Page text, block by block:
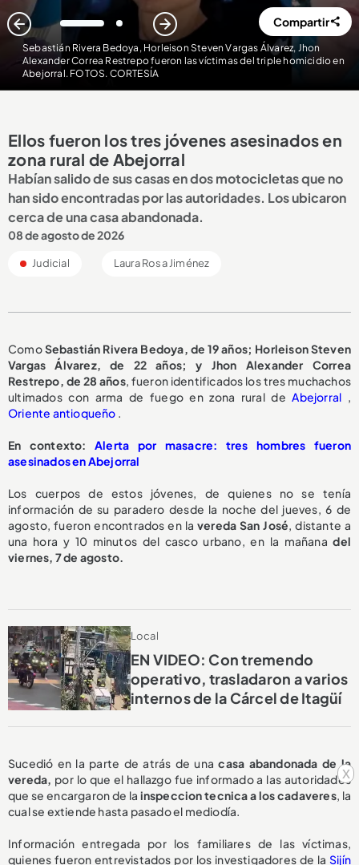
x
Sebastián Rivera Bedoya, Horleison Steven Vargas Álvarez, Jhon
Alexander Correa Restrepo fueron las víctimas del triple homicidio en
Abejorral. FOTOS. CORTESÍA
1 2 Compartir
Ellos fueron los tres jóvenes asesinados en
zona rural de Abejorral
Habían salido de sus casas en dos motocicletas que no
han sido encontradas por las autoridades. Los ubicaron
cerca de una casa abandonada.
08 de agosto de 2026
Judicial Laura Rosa Jiménez
ComoSebastián Rivera Bedoya, de 19 años; Horleison Steven
Vargas Álvarez, de 22 años; y Jhon Alexander Correa
Restrepo, de 28 años, fueron identificados los tres muchachos
ultimados con arma de fuego en zona rural deAbejorral ,
Oriente antioqueño .
En contexto:Alerta por masacre: tres hombres fueron
asesinados en Abejorral
Los cuerpos de estos jóvenes, de quienes no se tenía
información de su paradero desde la noche del jueves, 6 de
agosto, fueron encontrados en la vereda San José, distante a
una hora y 10 minutos del casco urbano, en la mañana del
viernes, 7 de agosto.
Local
EN VIDEO: Con tremendo
operativo, trasladaron a varios
internos de la Cárcel de Itagüí
Sucedió en la parte de atrás de unacasa abandonada de la
vereda, por lo que el hallazgo fue informado a las autoridades
que se encargaron de la inspeccion tecnica a los cadaveres, la
cual se extiende hasta pasado el mediodía.
Información entregada por los familiares de las víctimas,
quienes fueron entrevistados por los investigadores de la Sijín